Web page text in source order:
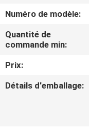
VISITE
D'USINE
CONTRÔLE
QUALITÉ
Numéro de modèle:
Quantité de
commande min:
Prix:
Détails d'emballage: